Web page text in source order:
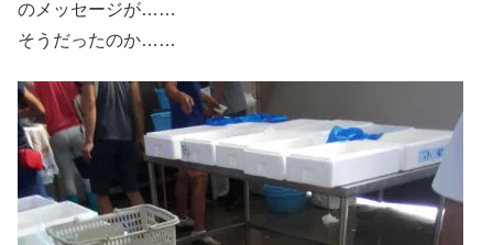
のメッセージが……
そうだったのか……